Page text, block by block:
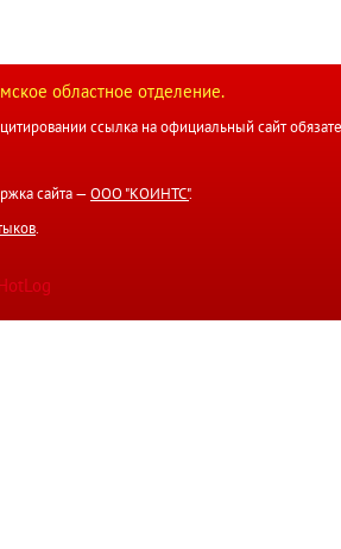
областное отделение.
ссылка на официальный сайт
сайта — ООО "КОИНТС".
.